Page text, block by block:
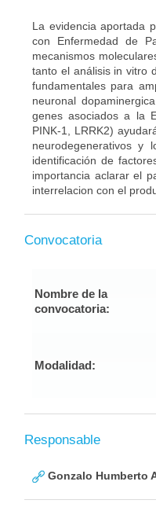
La evidencia aportada
con Enfermedad de
mecanismos
tanto el análisis in vitro
fundamentales para
neuronal
genes asociados a la
PINK-1, LRRK2)
neurodegenerativos y
identificación de
importancia aclarar el
interrelacion con el
Convocatoria
Nombre de la
convocatoria:
Modalidad:
Responsable
Gonzalo Humberto